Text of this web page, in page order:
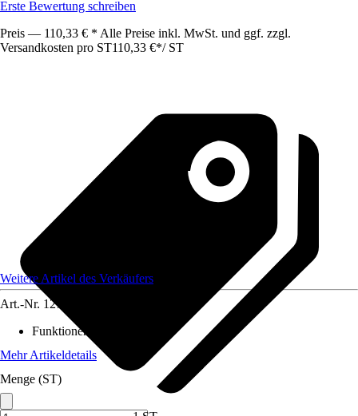
Erste Bewertung schreiben
Preis — 110,33 € * Alle Preise inkl. MwSt. und ggf. zzgl.
Versandkosten pro ST110,33 €*/ ST
Weitere Artikel des Verkäufers
Art.-Nr. 12739180
Funktionen
Mehr Artikeldetails
Menge (ST)